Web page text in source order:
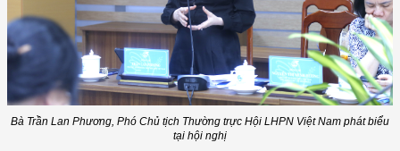
Bà Trần Lan Phương, Phó Chủ tịch Thường trực Hội LHPN Việt Nam phát biểu
tại hội nghị